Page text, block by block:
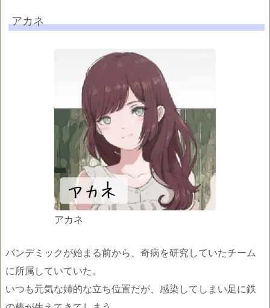
アカネ
アカネ
パンデミックが始まる前から、奇病を研究していたチーム
に所属していていた。
いつも元気な姉的な立ち位置だが、感染してしまい足に鉄